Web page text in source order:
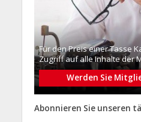
Für den Preis einer Tasse
Zugriff auf alle Inhalte der
Werden Sie
Abonnieren Sie unseren